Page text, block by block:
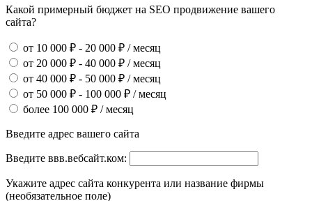
Какой примерный бюджет на SEO продвижение вашего
сайта?
от 10 000 ₽ - 20 000 ₽ / месяц
от 20 000 ₽ - 40 000 ₽ / месяц
от 40 000 ₽ - 50 000 ₽ / месяц
от 50 000 ₽ - 100 000 ₽ / месяц
более 100 000 ₽ / месяц
Введите адрес вашего сайта
Введите ввв.вебсайт.ком:
Укажите адрес сайта конкурента или название фирмы
(необязательное поле)